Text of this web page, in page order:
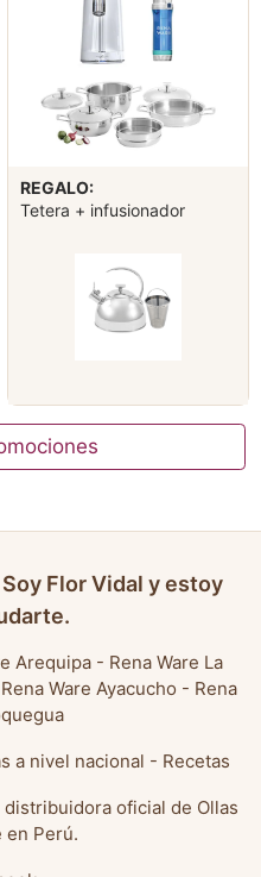
REGALO:
Tetera + infusionador
Flor Vidal y estoy
Arequipa- Rena Ware La
Rena Ware Ayacucho - Rena
a nivel nacional - Recetas
distribuidora oficial de Ollas
en Perú.